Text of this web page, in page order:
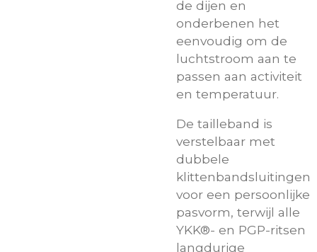
de dijen en
onderbenen het
eenvoudig om de
luchtstroom aan te
passen aan activiteit
en temperatuur.
De tailleband is
verstelbaar met
dubbele
klittenbandsluitingen
voor een persoonlijke
pasvorm, terwijl alle
YKK®- en PGP-ritsen
langdurige